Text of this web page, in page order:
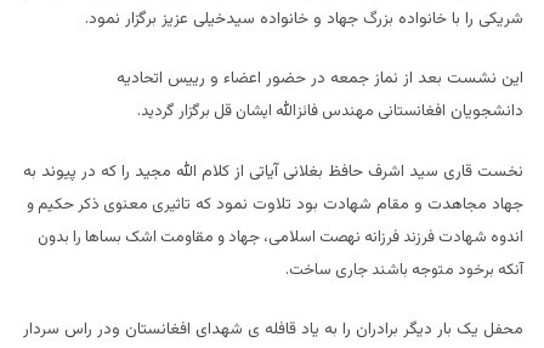
شریکی را با خانواده بزرگ جهاد و خانواده سیدخیلی عزیز برگزار نمود.
این نشست بعد از نماز جمعه در حضور اعضاء و رییس اتحادیه
دانشجویان افغانستانی مهندس فائزالله ایشان قل برگزار گردید.
نخست قاری سید اشرف حافظ بغلانی آیاتی از کلام الله مجید را که در پیوند به
جهاد مجاهدت و مقام شهادت بود تلاوت نمود كه تاثیری معنوی ذکر حکیم و
اندوه شهادت فرزند فرزانه نهصت اسلامی، جهاد و مقاومت اشک بساها را بدون
آنکه برخود متوجه باشند جاری ساخت.
محفل یک بار دیگر برادران را به یاد قافله ی شهدای افغانستان ودر راس سردار